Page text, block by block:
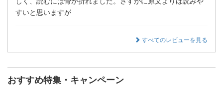
すいと思いますが
すべてのレビューを見る
おすすめ特集・キャンペーン